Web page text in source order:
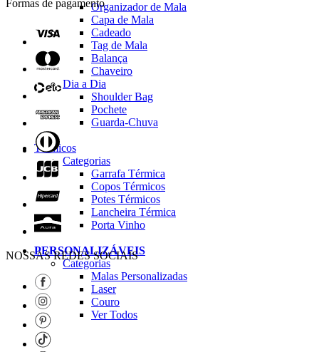
Organizador de Mala
Capa de Mala
Cadeado
Tag de Mala
Balança
Chaveiro
Dia a Dia
Shoulder Bag
Pochete
Guarda-Chuva
Térmicos
Categorias
Garrafa Térmica
Copos Térmicos
Potes Térmicos
Lancheira Térmica
Porta Vinho
PERSONALIZÁVEIS
Categorias
Malas Personalizadas
Laser
Couro
Ver Todos
Formas de pagamento
NOSSAS REDES SOCIAIS